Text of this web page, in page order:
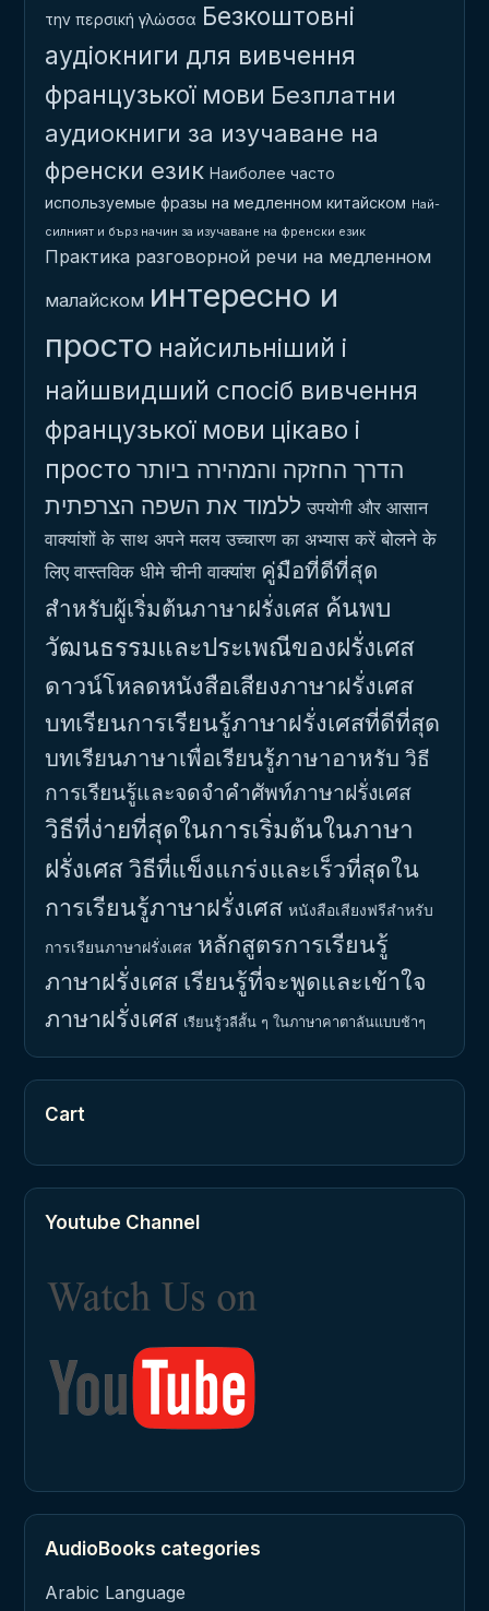
την περσική γλώσσα Безкоштовні
аудіокниги для вивчення
французької мови Безплатни
аудиокниги за изучаване на
френски език Наиболее часто
используемые фразы на медленном китайском
Най-
силният и бърз начин за изучаване на френски език
Практика разговорной речи на медленном
малайском интересно и
просто найсильніший і
найшвидший спосіб вивчення
французької мови цікаво і
просто הדרך החזקה והמהירה ביותר
ללמוד את השפה הצרפתית उपयोगी और आसान
वाक्यांशों के साथ अपने मलय उच्चारण का अभ्यास करें बोलने के
लिए वास्तविक धीमे चीनी वाक्यांश คู่มือที่ดีที่สุด
สำหรับผู้เริ่มต้นภาษาฝรั่งเศส ค้นพบ
วัฒนธรรมและประเพณีของฝรั่งเศส
ดาวน์โหลดหนังสือเสียงภาษาฝรั่งเศส
บทเรียนการเรียนรู้ภาษาฝรั่งเศสที่ดีที่สุด
บทเรียนภาษาเพื่อเรียนรู้ภาษาอาหรับ วิธี
การเรียนรู้และจดจำคำศัพท์ภาษาฝรั่งเศส
วิธีที่ง่ายที่สุดในการเริ่มต้นในภาษา
ฝรั่งเศสวิธีที่แข็งแกร่งและเร็วที่สุดใน
การเรียนรู้ภาษาฝรั่งเศส หนังสือเสียงฟรีสำหรับ
การเรียนภาษาฝรั่งเศส หลักสูตรการเรียนรู้
ภาษาฝรั่งเศส เรียนรู้ที่จะพูดและเข้าใจ
ภาษาฝรั่งเศส เรียนรู้วลีสั้น ๆ ในภาษาคาตาลันแบบช้าๆ
Cart
Youtube Channel
AudioBooks categories
Arabic Language